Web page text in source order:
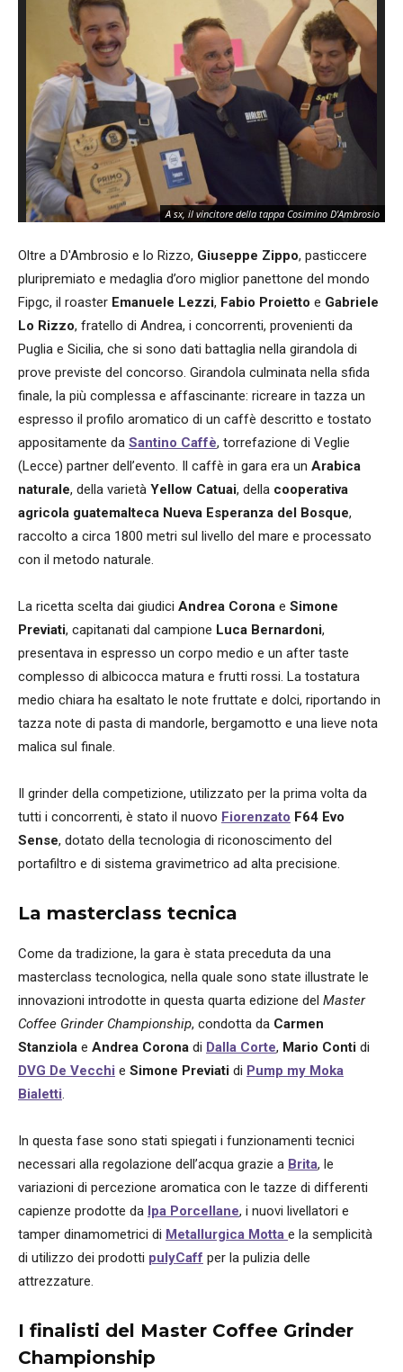
A sx, il vincitore della tappa Cosimino D'Ambrosio
Oltre a D'Ambrosio e lo Rizzo, Giuseppe Zippo, pasticcere
pluripremiato e medaglia d’oro miglior panettone del mondo
Fipgc, il roaster Emanuele Lezzi, Fabio Proietto e Gabriele
Lo Rizzo, fratello di Andrea, i concorrenti, provenienti da
Puglia e Sicilia, che si sono dati battaglia nella girandola di
prove previste del concorso. Girandola culminata nella sfida
finale, la più complessa e affascinante: ricreare in tazza un
espresso il profilo aromatico di un caffè descritto e tostato
appositamente da Santino Caffè, torrefazione di Veglie
(Lecce) partner dell’evento. Il caffè in gara era un Arabica
naturale, della varietà Yellow Catuai, della cooperativa
agricola guatemalteca Nueva Esperanza del Bosque,
raccolto a circa 1800 metri sul livello del mare e processato
con il metodo naturale.
La ricetta scelta dai giudici Andrea Corona e Simone
Previati, capitanati dal campione Luca Bernardoni,
presentava in espresso un corpo medio e un after taste
complesso di albicocca matura e frutti rossi. La tostatura
medio chiara ha esaltato le note fruttate e dolci, riportando in
tazza note di pasta di mandorle, bergamotto e una lieve nota
malica sul finale.
Il grinder della competizione, utilizzato per la prima volta da
tutti i concorrenti, è stato il nuovo Fiorenzato F64 Evo
Sense, dotato della tecnologia di riconoscimento del
portafiltro e di sistema gravimetrico ad alta precisione.
La masterclass tecnica
Come da tradizione, la gara è stata preceduta da una
masterclass tecnologica, nella quale sono state illustrate le
innovazioni introdotte in questa quarta edizione del Master
Coffee Grinder Championship, condotta da Carmen
Stanziola e Andrea Corona di Dalla Corte, Mario Conti di
DVG De Vecchi e Simone Previati di Pump my Moka
Bialetti.
In questa fase sono stati spiegati i funzionamenti tecnici
necessari alla regolazione dell’acqua grazie a Brita, le
variazioni di percezione aromatica con le tazze di differenti
capienze prodotte da Ipa Porcellane, i nuovi livellatori e
tamper dinamometrici di Metallurgica Motta e la semplicità
di utilizzo dei prodotti pulyCaff per la pulizia delle
attrezzature.
I finalisti del Master Coffee Grinder
Championship